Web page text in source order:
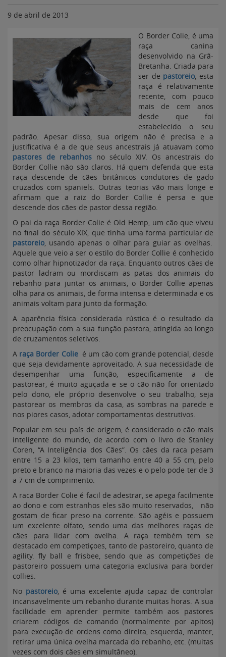
9 de abril de 2013
O Border Colie, é uma
raça canina
desenvolvido na Grã-
Bretanha. Criada para
ser de pastoreio, esta
raça é relativamente
recente, com pouco
mais de cem anos
desde que foi
estabelecido o seu
padrão. Apesar disso, sua origem não é precisa e a
justificativa é a de que seus ancestrais já atuavam como
pastores de rebanhos no século XIV. Os ancestrais do
Border Collie não são claros. Há quem defenda que esta
raça descende de cães britânicos condutores de gado
cruzados com spaniels. Outras teorias vão mais longe e
afirmam que a raiz do Border Collie é persa e que
descende dos cães de pastor dessa região.
O pai da raça Border Colie é Old Hemp, um cão que viveu
no final do século XIX, que tinha uma forma particular de
pastoreio, usando apenas o olhar para guiar as ovelhas.
Aquele que veio a ser o estilo do Border Collie é conhecido
como olhar hipnotizador da raça. Enquanto outros cães de
pastor ladram ou mordiscam as patas dos animais do
rebanho para juntar os animais, o Border Collie apenas
olha para os animais, de forma intensa e determinada e os
animais voltam para junto da formação.
A aparência física considerada rústica é o resultado da
preocupação com a sua função pastora, atingida ao longo
de cruzamentos seletivos.
A raça Border Colieé um cão com grande potencial, desde
que seja devidamente aproveitado. A sua necessidade de
desempenhar uma função, especificamente a de
pastorear, é muito aguçada e se o cão não for orientado
pelo dono, ele próprio desenvolve o seu trabalho, seja
pastorear os membros da casa, as sombras na parede e
nos piores casos, adotar comportamentos destrutivos.
Popular em seu país de origem, é considerado o cão mais
inteligente do mundo, de acordo com o livro de Stanley
Coren, “A Inteligência dos Cães”. Os cães da raca pesam
entre 15 a 23 kilos, tem tamanho entre 40 a 55 cm, pelo
preto e branco na maioria das vezes e o pelo pode ter de 3
a 7 cm de comprimento.
A raca Border Colie é facil de adestrar, se apega facilmente
ao dono e com estranhos eles são muito reservados, não
gostam de ficar preso na corrente. São agéis e possuem
um excelente olfato, sendo uma das melhores raças de
cães para lidar com ovelha. A raça tembém tem se
destacado em competiçoes, tanto de pastoreiro, quanto de
agility. fly ball e frisbee, sendo que as competições de
pastoreiro possuem uma categoria exclusiva para border
collies.
No pastoreio, é uma excelente ajuda capaz de controlar
incansavelmente um rebanho durante muitas horas. A sua
facilidade em aprender permite também aos pastores
criarem códigos de comando (normalmente por apitos)
para execução de ordens como direita, esquerda, manter,
retirar uma única ovelha marcada do rebanho, etc. (muitas
vezes com dois cães em simultâneo).